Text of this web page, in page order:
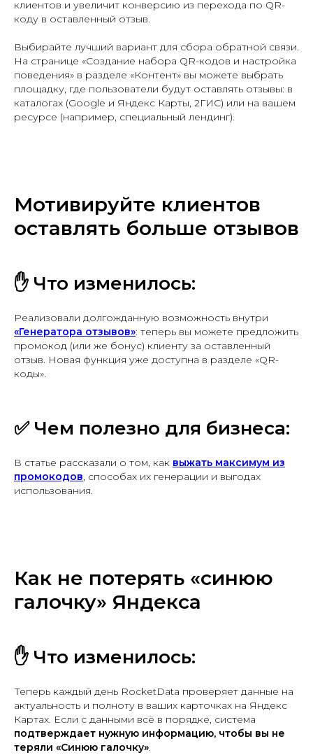
клиентов и увеличит конверсию из перехода по QR-
коду в оставленный отзыв.
Выбирайте лучший вариант для сбора обратной связи.
На странице «Создание набора QR-кодов и настройка
поведения» в разделе «Контент» вы можете выбрать
площадку, где пользователи будут оставлять отзывы: в
каталогах (Google и Яндекс Карты, 2ГИС) или на вашем
ресурсе (например, специальный лендинг).
Мотивируйте клиентов
оставлять больше отзывов
✋ Что изменилось:
Реализовали долгожданную возможность внутри
«Генератора отзывов»: теперь вы можете предложить
промокод (или же бонус) клиенту за оставленный
отзыв. Новая функция уже доступна в разделе «QR-
коды».
✅ Чем полезно для бизнеса:
В статье рассказали о том, как выжать максимум из
промокодов, способах их генерации и выгодах
использования.
Как не потерять «синюю
галочку» Яндекса
✋ Что изменилось:
Теперь каждый день RocketData проверяет данные на
актуальность и полноту в ваших карточках на Яндекс
Картах. Если с данными всё в порядке, система
подтверждает нужную информацию, чтобы вы не
теряли «Синюю галочку».